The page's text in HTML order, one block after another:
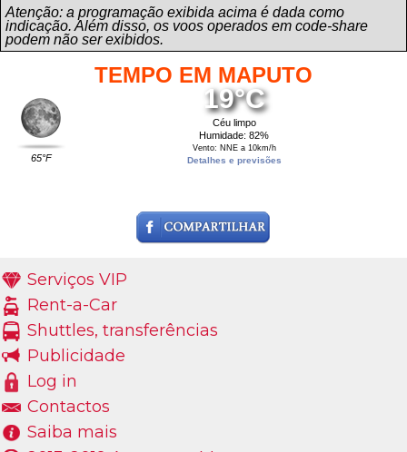
Atenção: a programação exibida acima é dada como
indicação. Além disso, os voos operados em code-share
podem não ser exibidos.
TEMPO EM MAPUTO
65°F
19°C
Céu limpo
Humidade: 82%
Vento: NNE a 10km/h
Detalhes e previsões
Serviços VIP
Rent-a-Car
Shuttles, transferências
Publicidade
Log in
Contactos
Saiba mais